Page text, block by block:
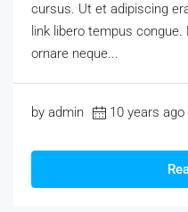
cursus. Ut et adipiscing
link libero tempus
ornare neque...
by admin 10 years ago